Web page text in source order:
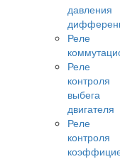
давления
Реле
Реле
контроля
выбега
двигателя
Реле
контроля